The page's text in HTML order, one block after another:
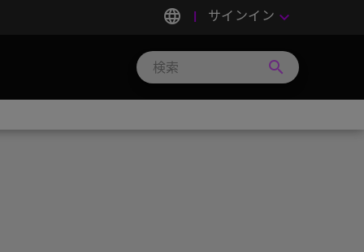
language サインイン keyboard_arrow_down
search